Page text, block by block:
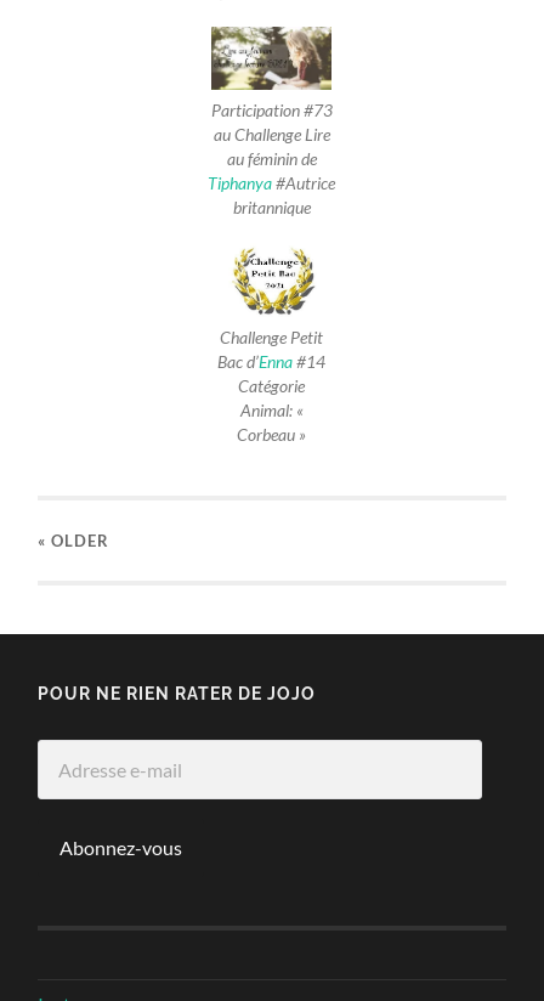
Participation #73
au Challenge Lire
au féminin de
Tiphanya#Autrice
britannique
Challenge Petit
Bac d’Enna#14
Catégorie
Animal: «
Corbeau »
« OLDER
POUR NE RIEN RATER DE JOJO
Abonnez-vous